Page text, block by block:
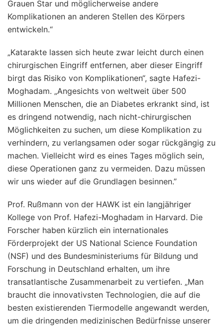
Grauen Star und möglicherweise andere
Komplikationen an anderen Stellen des Körpers
entwickeln.“
„Katarakte lassen sich heute zwar leicht durch einen
chirurgischen Eingriff entfernen, aber dieser Eingriff
birgt das Risiko von Komplikationen“, sagte Hafezi-
Moghadam. „Angesichts von weltweit über 500
Millionen Menschen, die an Diabetes erkrankt sind, ist
es dringend notwendig, nach nicht-chirurgischen
Möglichkeiten zu suchen, um diese Komplikation zu
verhindern, zu verlangsamen oder sogar rückgängig zu
machen. Vielleicht wird es eines Tages möglich sein,
diese Operationen ganz zu vermeiden. Dazu müssen
wir uns wieder auf die Grundlagen besinnen.”
Prof. Rußmann von der HAWK ist ein langjähriger
Kollege von Prof. Hafezi-Moghadam in Harvard. Die
Forscher haben kürzlich ein internationales
Förderprojekt der US National Science Foundation
(NSF) und des Bundesministeriums für Bildung und
Forschung in Deutschland erhalten, um ihre
transatlantische Zusammenarbeit zu vertiefen. „Man
braucht die innovativsten Technologien, die auf die
besten existierenden Tiermodelle angewandt werden,
um die dringenden medizinischen Bedürfnisse unserer